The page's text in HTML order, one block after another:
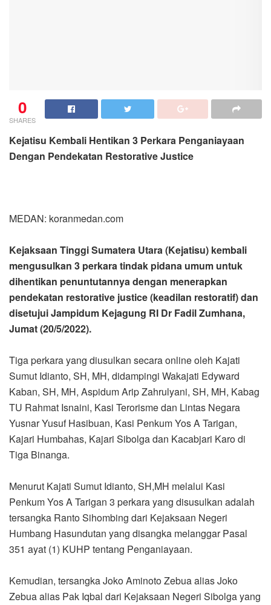
0
SHARES
Kejatisu Kembali Hentikan 3 Perkara Penganiayaan
Dengan Pendekatan Restorative Justice
MEDAN: koranmedan.com
Kejaksaan Tinggi Sumatera Utara (Kejatisu) kembali
mengusulkan 3 perkara tindak pidana umum untuk
dihentikan penuntutannya dengan menerapkan
pendekatan restorative justice (keadilan restoratif) dan
disetujui Jampidum Kejagung RI Dr Fadil Zumhana,
Jumat (20/5/2022).
Tiga perkara yang diusulkan secara online oleh Kajati
Sumut Idianto, SH, MH, didampingi Wakajati Edyward
Kaban, SH, MH, Aspidum Arip Zahrulyani, SH, MH, Kabag
TU Rahmat Isnaini, Kasi Terorisme dan Lintas Negara
Yusnar Yusuf Hasibuan, Kasi Penkum Yos A Tarigan,
Kajari Humbahas, Kajari Sibolga dan Kacabjari Karo di
Tiga Binanga.
Menurut Kajati Sumut Idianto, SH,MH melalui Kasi
Penkum Yos A Tarigan 3 perkara yang disusulkan adalah
tersangka Ranto Sihombing dari Kejaksaan Negeri
Humbang Hasundutan yang disangka melanggar Pasal
351 ayat (1) KUHP tentang Penganiayaan.
Kemudian, tersangka Joko Aminoto Zebua alias Joko
Zebua alias Pak Iqbal dari Kejaksaan Negeri Sibolga yang